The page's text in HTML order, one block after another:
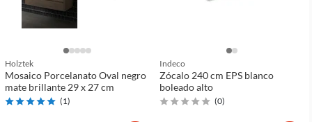
Holztek
Mosaico Porcelanato Oval negro
mate brillante 29 x 27 cm
(1)
Indeco
Zócalo 240 cm EPS blanco
boleado alto
(0)